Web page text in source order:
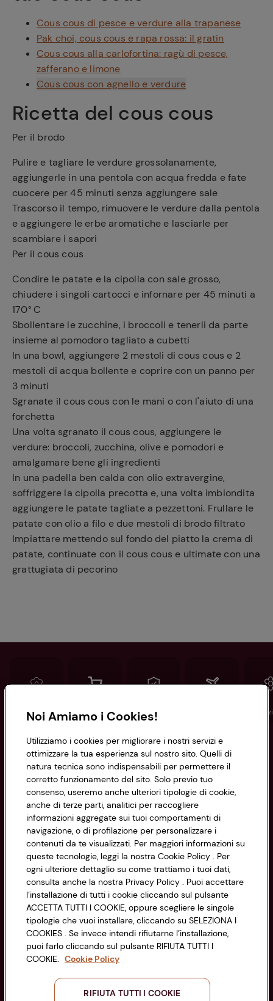
Cous cous di pesce e verdure alla trapanese
Pak choi, cous cous e rapa rossa: il gratin
Cous cous alla carlofortina: ragù di pesce,
zafferano e limone
Cous cous con agnello e verdure
Ricetta del cous cous
Per il brodo
Pulire e tagliare le verdure grossolanamente,
aggiungerle in una pentola con acqua fredda e fate
cuocere per 45 minuti senza aggiungere sale
Trascorso il tempo, rimuovere le verdure dalla pentola
e aggiungere le erbe aromatiche e lasciarle per
scambiare i sapori
Per il cous cous
Condire le patate e la cipolla con sale grosso,
chiudere i singoli cartocci e infornare per 45 minuti a
170° C
Sbollentare le zucchine, i broccoli e tenerli da parte
insieme al pomodoro tagliato a cubetti
In una bowl, aggiungere 2 mestoli di cous cous e 2
mestoli di acqua bollente e coprire con un panno per
3 minuti
Sgranate il cous cous con le mani o con l'aiuto di una
forchetta
Una volta sgranato il cous cous, aggiungere le
verdure: broccoli, zucchina, olive e pomodori e
amalgamare bene gli ingredienti
In una padella ben calda con olio extravergine,
soffriggere la cipolla precotta e, una volta imbiondita
aggiungere le patate tagliate a pezzettoni. Frullare le
patate con olio a filo e due mestoli di brodo filtrato
Impiattare mettendo sul fondo del piatto la crema di
patate, continuate con il cous cous e ultimate con una
grattugiata di pecorino
Conad Spesa online Assicurazioni
Informazioni
Privacy Policy
Cookie Policy
Impostazioni Cookie
Accessibilità
CONAD SOCIETÀ COOPERATIVA
Via Michelino, 59 | 40127 BOLOGNA
Codice Fiscale e Registro Imprese
di Bologna 00865960157
PARTITA IVA 03320960374
Servizio clienti
Noi Amiamo i Cookies!
Utilizziamo i cookies per migliorare i nostri servizi e
ottimizzare la tua esperienza sul nostro sito. Quelli di
natura tecnica sono indispensabili per permettere il
corretto funzionamento del sito. Solo previo tuo
consenso, useremo anche ulteriori tipologie di cookie,
anche di terze parti, analitici per raccogliere
informazioni aggregate sui tuoi comportamenti di
navigazione, o di profilazione per personalizzare i
contenuti da te visualizzati. Per maggiori informazioni su
queste tecnologie, leggi la nostra Cookie Policy . Per
ogni ulteriore dettaglio su come trattiamo i tuoi dati,
consulta anche la nostra Privacy Policy . Puoi accettare
l’installazione di tutti i cookie cliccando sul pulsante
ACCETTA TUTTI I COOKIE, oppure scegliere le singole
tipologie che vuoi installare, cliccando su SELEZIONA I
COOKIES . Se invece intendi rifiutarne l’installazione,
puoi farlo cliccando sul pulsante RIFIUTA TUTTI I
COOKIE. Cookie Policy
RIFIUTA TUTTI I COOKIE